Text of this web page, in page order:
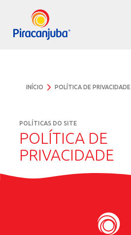
INÍCIO POLÍTICA DE PRIVACIDADE
POLÍTICAS DO SITE
POLÍTICA DE
PRIVACIDADE